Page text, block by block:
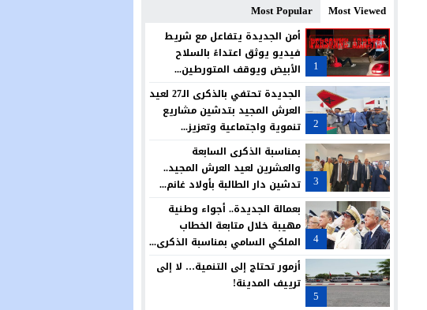
11:32 المديرية الإقليمية بالجديدة تحتفي بالتميز في حفل سنوي لتكريم المتفوقين
20:01 الكلاب الضالة تؤرق ساكنة حي الوفاق بأزمور.. مطالب بتدخل عاجل وحل جذري
12:57 مجلس آزمور يصادق بالإجماع على تمديد عقد تدبير قطاع النظافة.. ودعوات
23:11 المغرب يواصل رفع راية العرب وإفريقيا عاليًا في الولايات المتحدة الأمريكية
23:07 في عملية مباغتة.. مفوضية شرطة أزمور تفكك بؤرة لترويج المخدرات وتحجز
08:58 قريبا افتتاح مركز جديد للدرك الملكي بسيدي علي بن حمدوش… خطوة تعزز
Most Viewed
Most Popular
1
أمن الجديدة يتفاعل مع شريط
فيديو يوثق اعتداءً بالسلاح
الأبيض ويوقف المتورطين...
2
الجديدة تحتفي بالذكرى الـ27 لعيد
العرش المجيد بتدشين مشاريع
تنموية واجتماعية وتعزيز...
3
بمناسبة الذكرى السابعة
والعشرين لعيد العرش المجيد..
تدشين دار الطالبة بأولاد غانم...
4
بعمالة الجديدة.. أجواء وطنية
مهيبة خلال متابعة الخطاب
الملكي السامي بمناسبة الذكرى...
5
أزمور تحتاج إلى التنمية… لا إلى
ترييف المدينة!